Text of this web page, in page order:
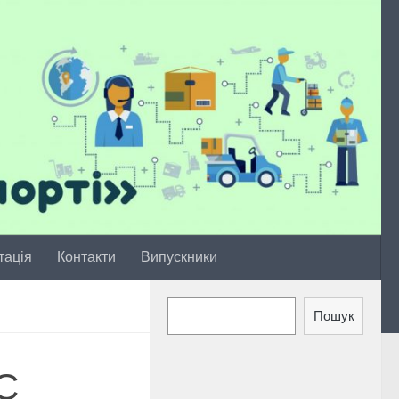
Контакти Випускники
Пошук